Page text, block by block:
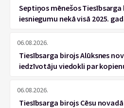
Septiņos mēnešos
iesniegumu nekā visā 2025.
06.08.2026.
Tiesībsarga birojs Alūksnes
iedzīvotāju viedokli par
06.08.2026.
Tiesībsarga birojs Cēsu